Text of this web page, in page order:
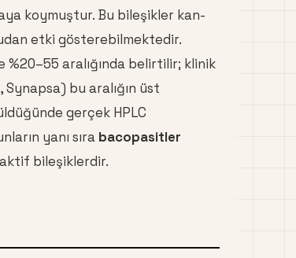
koymuştur. Bu bileşikler kan-
etki gösterebilmektedir.
aralığında belirtilir; klinik
bu aralığın üst
gerçek HPLC
yanı sıra bacopasitler
bileşiklerdir.